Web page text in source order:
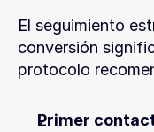
El seguimiento
conversión
protocolo
Primer